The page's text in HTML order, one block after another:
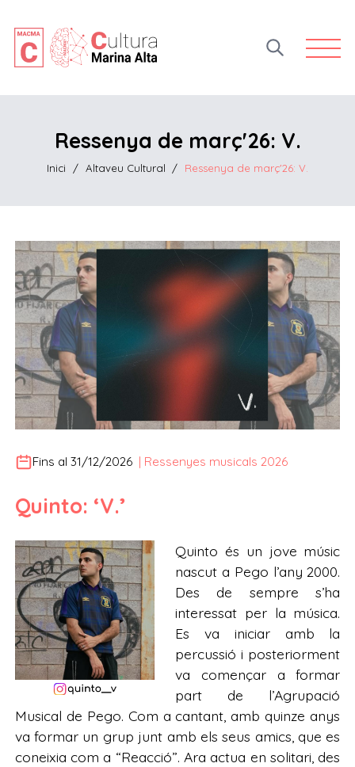
Open
Ressenya de març'26: V.
Inici / Altaveu Cultural / Ressenya de març'26: V.
Fins al 31/12/2026 Ressenyes musicals 2026
Quinto: ‘V.’
Quinto és un jove músic
nascut a Pego l’any 2000.
Des de sempre s’ha
interessat per la música.
Es va iniciar amb la
percussió i posteriorment
va començar a formar
part de l’Agrupació
Musical de Pego. Com a cantant, amb quinze anys
va formar un grup junt amb els seus amics, que es
coneixia com a “Reacció”. Ara actua en solitari, des